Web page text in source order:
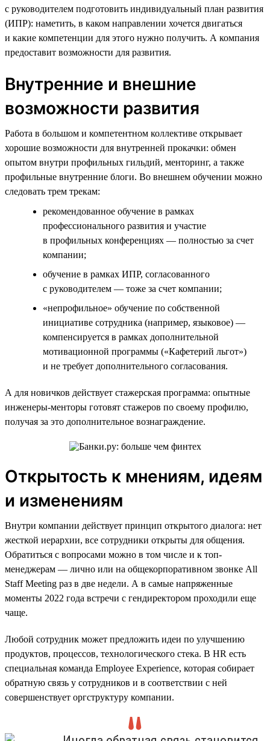
с руководителем подготовить индивидуальный план развития
(ИПР): наметить, в каком направлении хочется двигаться
и какие компетенции для этого нужно получить. А компания
предоставит возможности для развития.
Внутренние и внешние
возможности развития
Работа в большом и компетентном коллективе открывает
хорошие возможности для внутренней прокачки: обмен
опытом внутри профильных гильдий, менторинг, а также
профильные внутренние блоги. Во внешнем обучении можно
следовать трем трекам:
рекомендованное обучение в рамках
профессионального развития и участие
в профильных конференциях — полностью за счет
компании;
обучение в рамках ИПР, согласованного
с руководителем — тоже за счет компании;
«непрофильное» обучение по собственной
инициативе сотрудника (например, языковое) —
компенсируется в рамках дополнительной
мотивационной программы («Кафетерий льгот»)
и не требует дополнительного согласования.
А для новичков действует стажерская программа: опытные
инженеры-менторы готовят стажеров по своему профилю,
получая за это дополнительное вознаграждение.
Открытость к мнениям, идеям
и изменениям
Внутри компании действует принцип открытого диалога: нет
жесткой иерархии, все сотрудники открыты для общения.
Обратиться с вопросами можно в том числе и к топ-
менеджерам — лично или на общекорпоративном звонке All
Staff Meeting раз в две недели. А в самые напряженные
моменты 2022 года встречи с гендиректором проходили еще
чаще.
Любой сотрудник может предложить идеи по улучшению
продуктов, процессов, технологического стека. В HR есть
специальная команда Employee Experience, которая собирает
обратную связь у сотрудников и в соответствии с ней
совершенствует оргструктуру компании.